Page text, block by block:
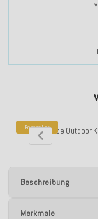
Bestseller
H.O.C.K. Caribe Outdoor
Beschreibung
Merkmale